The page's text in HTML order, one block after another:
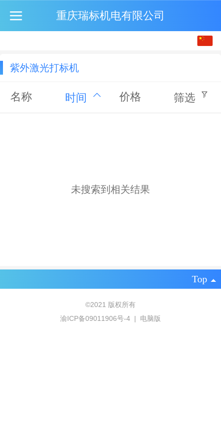
重庆瑞标机电有限公司
紫外激光打标机
名称 时间 价格 筛选
未搜索到相关结果
Top
©2021 版权所有
渝ICP备09011906号-4 | 电脑版